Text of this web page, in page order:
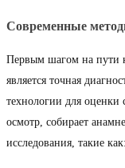
Современные
Первым шагом на пути
является точная
технологии для оценки
осмотр, собирает
исследования, такие как: